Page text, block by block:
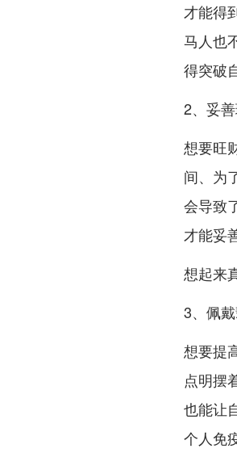
才能得
马人也
得突破
2、妥
想要旺
间、为
会导致
才能妥
想起来
3、佩
想要提
点明摆
也能让
个人免